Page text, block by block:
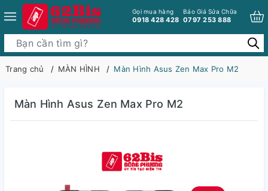
Gọi mua hàng
0918 428 428
Báo Giá Sửa Chữa
0797 253 888
Trang chủ MÀN HÌNH Màn Hình Asus Zen Max Pro M2
Màn Hình Asus Zen Max Pro M2